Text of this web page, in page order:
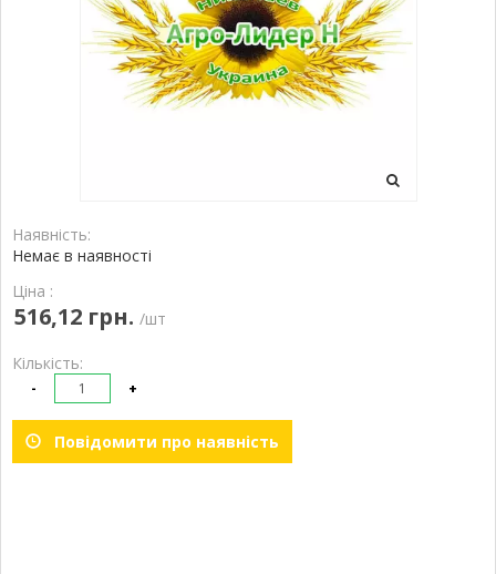
Наявність:
Немає в наявності
Ціна :
516,12 грн. /шт
Кількість:
- +
Повідомити про наявність